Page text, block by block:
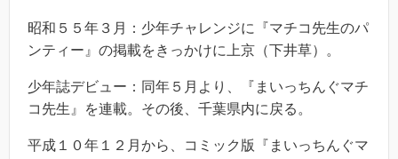
昭和５５年３月：少年チャレンジに『マチコ先生のパ
ンティー』の掲載をきっかけに上京（下井草）。
少年誌デビュー：同年５月より、『まいっちんぐマチ
コ先生』を連載。その後、千葉県内に戻る。
平成１０年１２月から、コミック版『まいっちんぐマ